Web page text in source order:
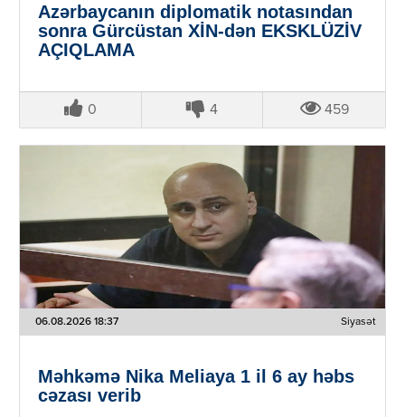
Azərbaycanın diplomatik notasından
sonra Gürcüstan XİN-dən EKSKLÜZİV
AÇIQLAMA
0 4 459
06.08.2026 18:37 Siyasət
Məhkəmə Nika Meliaya 1 il 6 ay həbs
cəzası verib